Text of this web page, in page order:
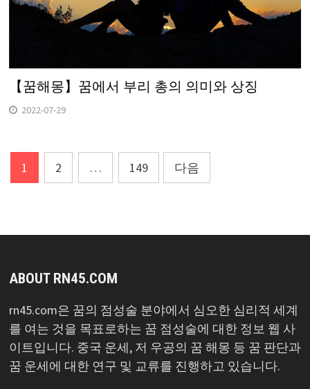
【꿈해몽】꿈에서 부리 총의 의미와 상징
2022-07-29
글
탐
1 2 … 149 다음
ABOUT RN45.COM
rn45.com은 꿈의 점성술 분야에서 심오한 심리적 세계
를 여는 것을 목표로하는 꿈 점성술에 대한 정보 웹 사
이트입니다. 중국 운세, 저 우공의 꿈 해몽 등 꿈 판단과
꿈 운세에 대한 연구 및 교류를 진행하고 있습니다.